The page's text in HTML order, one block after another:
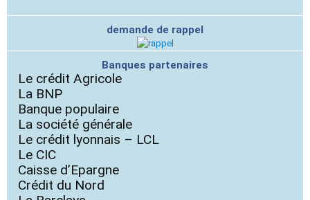
demande de rappel
Banques partenaires
Le crédit Agricole
La BNP
Banque populaire
La société générale
Le crédit lyonnais – LCL
Le CIC
Caisse d’Epargne
Crédit du Nord